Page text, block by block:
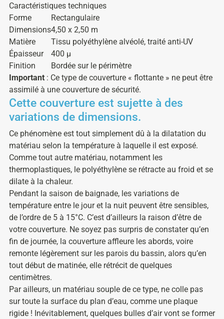
Caractéristiques techniques
Forme
Rectangulaire
Dimensions4,50 x 2,50 m
Matière
Tissu polyéthylène alvéolé, traité anti-UV
Épaisseur
400 µ
Finition
Bordée sur le périmètre
Important : Ce type de couverture « flottante » ne peut être
assimilé à une couverture de sécurité.
Cette couverture est sujette à des
variations de dimensions.
Ce phénomène est tout simplement dû à la dilatation du
matériau selon la température à laquelle il est exposé.
Comme tout autre matériau, notamment les
thermoplastiques, le polyéthylène se rétracte au froid et se
dilate à la chaleur.
Pendant la saison de baignade, les variations de
température entre le jour et la nuit peuvent être sensibles,
de l’ordre de 5 à 15°C. C’est d’ailleurs la raison d’être de
votre couverture. Ne soyez pas surpris de constater qu’en
fin de journée, la couverture affleure les abords, voire
remonte légèrement sur les parois du bassin, alors qu’en
tout début de matinée, elle rétrécit de quelques
centimètres.
Par ailleurs, un matériau souple de ce type, ne colle pas
sur toute la surface du plan d’eau, comme une plaque
rigide ! Inévitablement, quelques bulles d’air vont se former